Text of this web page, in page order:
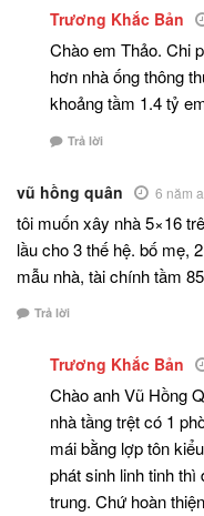
Trương Khắc Bản
Chào em Thảo. Chi
hơn nhà ống thông
khoảng tầm 1.4 tỷ
Trả lời
vũ hồng quân 6 năm
tôi muốn xây nhà 5×16
lầu cho 3 thế hệ. bố mẹ,
mẫu nhà, tài chính tầm
Trả lời
Trương Khắc Bản
Chào anh Vũ Hồng
nhà tầng trệt có 1
mái bằng lợp tôn
phát sinh linh tinh thì
trung. Chứ hoàn